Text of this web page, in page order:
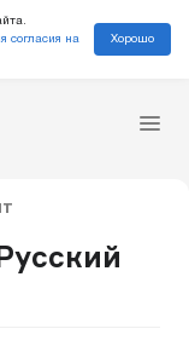
согласия на
Хорошо